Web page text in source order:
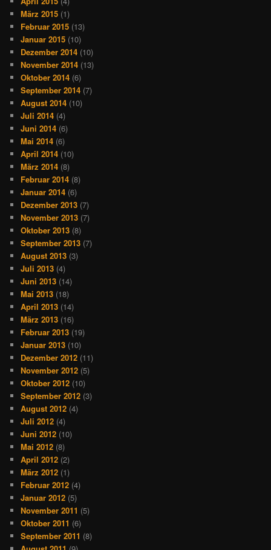
März 2015 (1)
Februar 2015 (13)
Januar 2015 (10)
Dezember 2014 (10)
November 2014 (13)
Oktober 2014 (6)
September 2014 (7)
August 2014 (10)
Juli 2014 (4)
Juni 2014 (6)
Mai 2014 (6)
April 2014 (10)
März 2014 (8)
Februar 2014 (8)
Januar 2014 (6)
Dezember 2013 (7)
November 2013 (7)
Oktober 2013 (8)
September 2013 (7)
August 2013 (3)
Juli 2013 (4)
Juni 2013 (14)
Mai 2013 (18)
April 2013 (14)
März 2013 (16)
Februar 2013 (19)
Januar 2013 (10)
Dezember 2012 (11)
November 2012 (5)
Oktober 2012 (10)
September 2012 (3)
August 2012 (4)
Juli 2012 (4)
Juni 2012 (10)
Mai 2012 (8)
April 2012 (2)
März 2012 (1)
Februar 2012 (4)
Januar 2012 (5)
November 2011 (5)
Oktober 2011 (6)
September 2011 (8)